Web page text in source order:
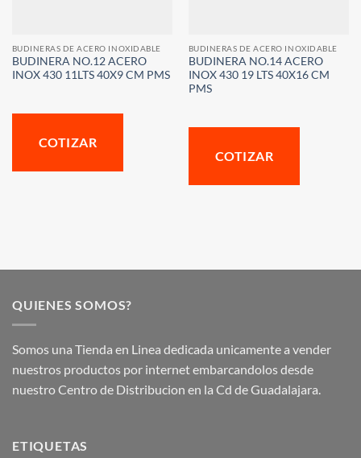
BUDINERAS DE ACERO INOXIDABLE
BUDINERA NO.12 ACERO
INOX 430 11LTS 40X9 CM PMS
COTIZAR
BUDINERAS DE ACERO INOXIDABLE
BUDINERA NO.14 ACERO
INOX 430 19 LTS 40X16 CM
PMS
COTIZAR
QUIENES SOMOS?
Somos una Tienda en Linea dedicada unicamente a vender
nuestros productos por internet embarcandolos desde
nuestro Centro de Distribucion en la Cd de Guadalajara.
ETIQUETAS